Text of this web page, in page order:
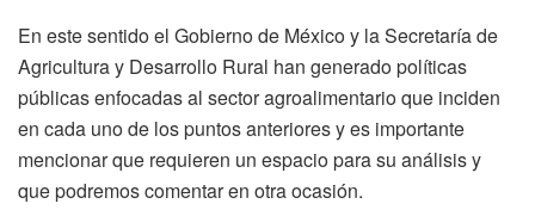
En este sentido el Gobierno de México y la Secretaría de
Agricultura y Desarrollo Rural han generado políticas
públicas enfocadas al sector agroalimentario que inciden
en cada uno de los puntos anteriores y es importante
mencionar que requieren un espacio para su análisis y
que podremos comentar en otra ocasión.